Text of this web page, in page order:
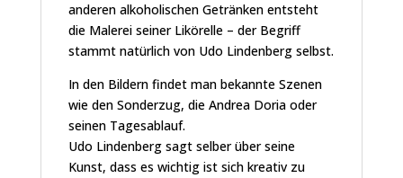
anderen alkoholischen Getränken entsteht
die Malerei seiner Likörelle – der Begriff
stammt natürlich von Udo Lindenberg selbst.
In den Bildern findet man bekannte Szenen
wie den Sonderzug, die Andrea Doria oder
seinen Tagesablauf.
Udo Lindenberg sagt selber über seine
Kunst, dass es wichtig ist sich kreativ zu